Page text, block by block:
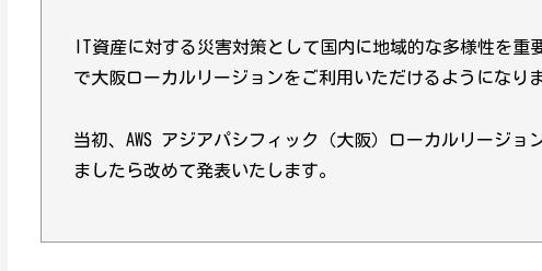
IT資産に対する災害対策として国内に地域的な多様性を
で大阪ローカルリージョンをご利用いただけるようになりま
当初、AWS アジアパシフィック（大阪）ローカルリージ
ましたら改めて発表いたします。